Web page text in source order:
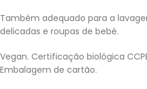
Também adequado para a
delicadas e roupas de bebé.
Vegan. Certificação biológica
Embalagem de cartão.